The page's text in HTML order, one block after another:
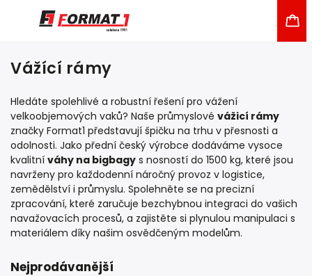
Vážící rámy
Hledáte spolehlivé a robustní řešení pro vážení
velkoobjemových vaků? Naše průmyslové vážicí rámy
značky Format1 představují špičku na trhu v přesnosti a
odolnosti. Jako přední český výrobce dodáváme vysoce
kvalitní váhy na bigbagy s nosností do 1500 kg, které jsou
navrženy pro každodenní náročný provoz v logistice,
zemědělství i průmyslu. Spolehněte se na precizní
zpracování, které zaručuje bezchybnou integraci do vašich
navažovacích procesů, a zajistěte si plynulou manipulaci s
materiálem díky našim osvědčeným modelům.
Nejprodávanější